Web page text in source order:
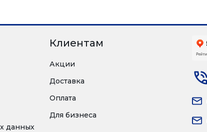
данных
Клиентам
Акции
Доставка
Оплата
Для бизнеса